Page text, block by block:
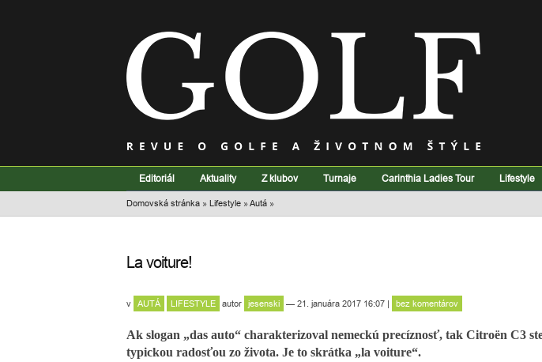
Editoriál Aktuality Z klubov Turnaje Carinthia Ladies Tour Lifestyle
Domovská stránka » Lifestyle »Autá »
La voiture!
v AUTÁ LIFESTYLE autor jesenski — 21. januára 2017 16:07 | bez komentárov
Ak slogan „das auto“ charakterizoval nemeckú precíznosť, tak Citroën C3
typickou radosťou zo života. Je to skrátka „la voiture“.